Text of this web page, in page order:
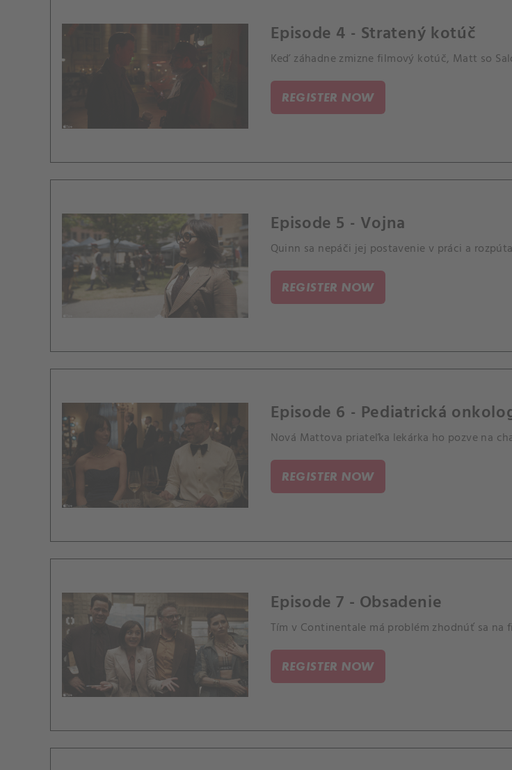
Episode 4 - Stratený kotúč
Keď záhadne zmizne filmový kotúč, Matt so
REGISTER NOW
Episode 5 - Vojna
Quinn sa nepáči jej postavenie v práci a
REGISTER NOW
Episode 6 - Pediatrická
Nová Mattova priateľka lekárka ho pozve na
REGISTER NOW
Episode 7 - Obsadenie
Tím v Continentale má problém zhodnúť sa
REGISTER NOW